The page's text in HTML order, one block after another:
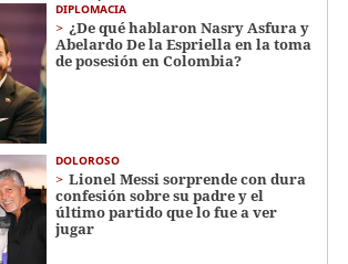
DIPLOMACIA
¿De qué hablaron Nasry Asfura y
Abelardo De la Espriella en la toma
de posesión en Colombia?
DOLOROSO
Lionel Messi sorprende con dura
confesión sobre su padre y el
último partido que lo fue a ver
jugar